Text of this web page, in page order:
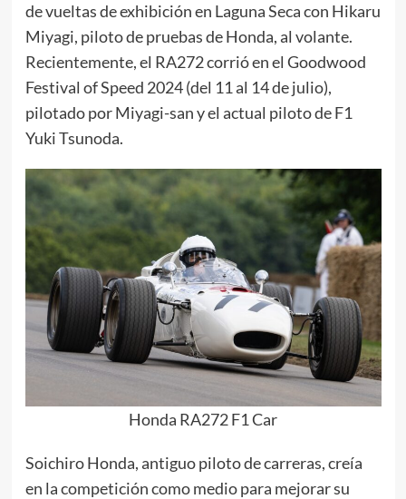
de vueltas de exhibición en Laguna Seca con Hikaru
Miyagi, piloto de pruebas de Honda, al volante.
Recientemente, el RA272 corrió en el Goodwood
Festival of Speed 2024 (del 11 al 14 de julio),
pilotado por Miyagi-san y el actual piloto de F1
Yuki Tsunoda.
Honda RA272 F1 Car
Soichiro Honda, antiguo piloto de carreras, creía
en la competición como medio para mejorar su